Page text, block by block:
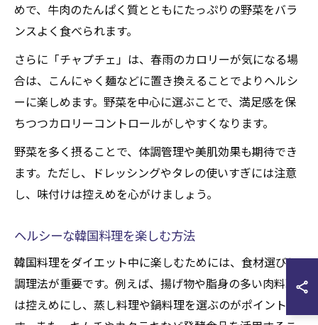
めで、牛肉のたんぱく質とともにたっぷりの野菜をバラ
ンスよく食べられます。
さらに「チャプチェ」は、春雨のカロリーが気になる場
合は、こんにゃく麺などに置き換えることでよりヘルシ
ーに楽しめます。野菜を中心に選ぶことで、満足感を保
ちつつカロリーコントロールがしやすくなります。
野菜を多く摂ることで、体調管理や美肌効果も期待でき
ます。ただし、ドレッシングやタレの使いすぎには注意
し、味付けは控えめを心がけましょう。
ヘルシーな韓国料理を楽しむ方法
韓国料理をダイエット中に楽しむためには、食材選びと
調理法が重要です。例えば、揚げ物や脂身の多い肉料理
は控えめにし、蒸し料理や鍋料理を選ぶのがポイントで